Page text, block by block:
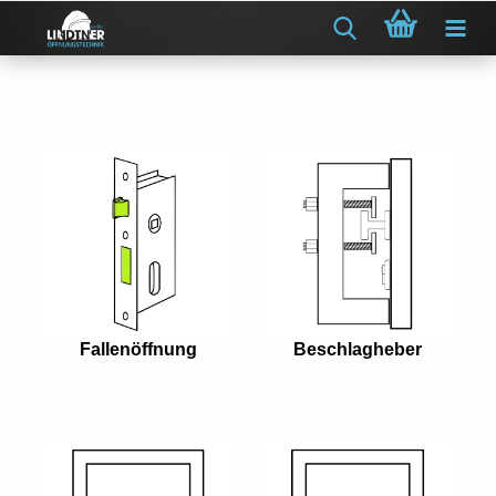
Fallenöffnung Beschlagheber